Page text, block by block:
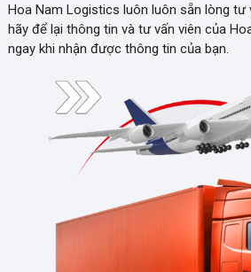
Hoa Nam Logistics luôn luôn sẵn lòng tư
hãy để lại thông tin và tư vấn viên của
ngay khi nhận được thông tin của bạn.